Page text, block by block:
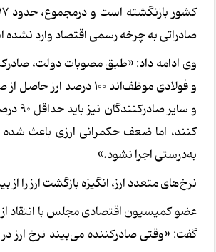
صادراتی به چرخه رسمی اقتصاد وارد
وی ادامه داد: «طبق مصوبات دولت،
و فولادی موظف‌اند 100 درصد
و سایر
کنند، اما ضعف حکمرانی ارزی باعث
به‌درستی اجرا نشود.»
نرخ‌های متعدد ارز، انگیزه بازگشت ارز را از
عضو کمیسیون اقتصادی مجلس با انتقاد